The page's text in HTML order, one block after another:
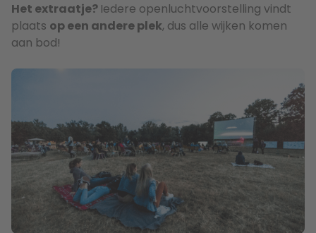
Het extraatje? Iedere openluchtvoorstelling vindt
plaats op een andere plek, dus alle wijken komen
aan bod!